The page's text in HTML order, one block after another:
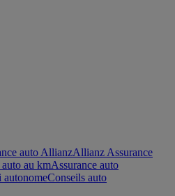
auto AllianzAllianz Assurance
au kmAssurance auto
autonomeConseils auto